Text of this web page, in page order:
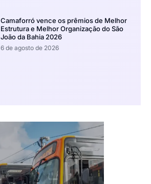
Camaforró vence os prêmios de Melhor
Estrutura e Melhor Organização do São
João da Bahia 2026
6 de agosto de 2026